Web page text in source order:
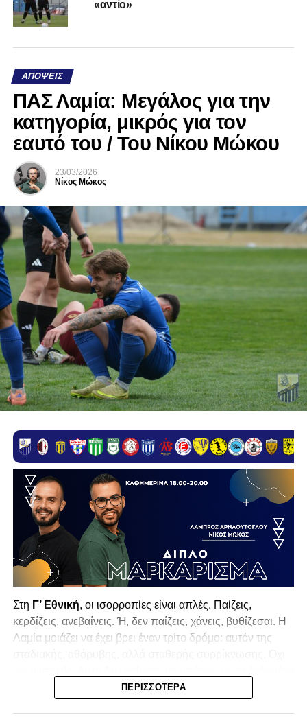
«αντίο»
ΑΠΌΨΕΙΣ
ΠΑΣ Λαμία: Μεγάλος για την
κατηγορία, μικρός για τον
εαυτό του / Του Νίκου Μώκου
23/03/2026
Νίκος Μώκος
Στη Γ’ Εθνική, οι ισορροπίες είναι απλές. Παίζεις,
κερδίζεις, ανεβαίνεις. Ή, δεν παίζεις, χάνεις, βυθίζεσαι. Η
Λαμία μοιάζει να έχει βρει έναν τρίτο δρόμο: αυτόν της
της κατηγορίας. Της συρρίκνωσης της ίδιας της
ΠΕΡΙΣΣΌΤΕΡΑ